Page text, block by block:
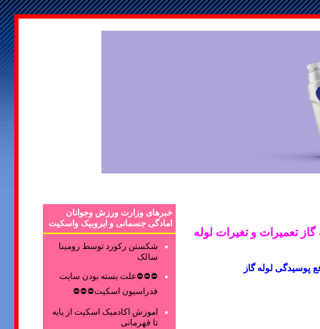
تعمیرات و تغیرات لوله
پوسیدگی لوله گاز
خبرهای وزارت ورزش وجوانان
امادگی جسمانی و ایروبیک واسکیت
شکستن رکورد توسط رومینا
سالک
⛔⛔⛔علت بسته بودن سایت
فدراسیون اسکیت⛔⛔⛔
اموزش اکادمیک اسکیت از پایه
تا قهرمانی